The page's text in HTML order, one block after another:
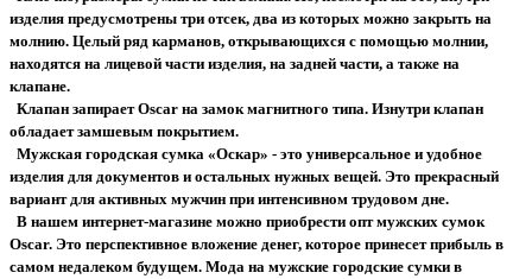
изделия предусмотрены три отсек, два из которых можно закрыть на
молнию. Целый ряд карманов, открывающихся с помощью молнии,
находятся на лицевой части изделия, на задней части, а также на
клапане.
Клапан запирает Oscar на замок магнитного типа. Изнутри клапан
обладает замшевым покрытием.
Мужская городская сумка «Оскар» - это универсальное и удобное
изделия для документов и остальных нужных вещей. Это прекрасный
вариант для активных мужчин при интенсивном трудовом дне.
В нашем интернет-магазине можно приобрести опт мужских сумок
Oscar. Это перспективное вложение денег, которое принесет прибыль в
самом недалеком будущем. Мода на мужские городские сумки в